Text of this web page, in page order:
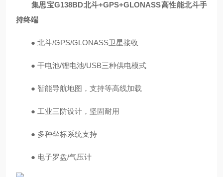
集思宝G138BD北斗+GPS+GLONASS高性能北斗手
持终端
● 北斗/GPS/GLONASS卫星接收
● 干电池/锂电池/USB三种供电模式
● 智能导航地图，支持等高线加载
● 工业三防设计，坚固耐用
● 多种坐标系统支持
● 电子罗盘/气压计